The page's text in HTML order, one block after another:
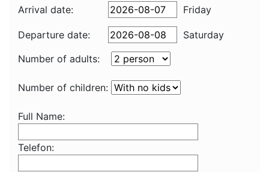
Arrival date: Friday
Departure date:
Saturday
Number of adults:
Number of children:
Full Name:
Telefon: